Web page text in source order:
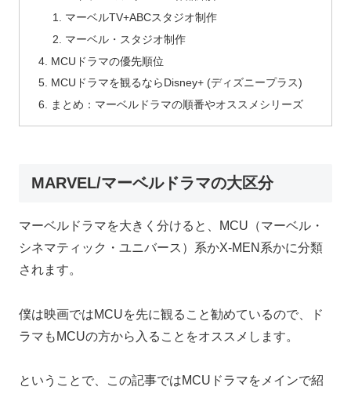
マーベルTV+ABCスタジオ制作
マーベル・スタジオ制作
MCUドラマの優先順位
MCUドラマを観るならDisney+ (ディズニープラス)
まとめ：マーベルドラマの順番やオススメシリーズ
MARVEL/マーベルドラマの大区分
マーベルドラマを大きく分けると、MCU（マーベル・
シネマティック・ユニバース）系かX-MEN系かに分類
されます。
僕は映画ではMCUを先に観ること勧めているので、ド
ラマもMCUの方から入ることをオススメします。
ということで、この記事ではMCUドラマをメインで紹